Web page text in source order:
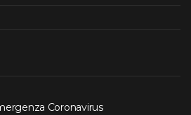
Coronavirus